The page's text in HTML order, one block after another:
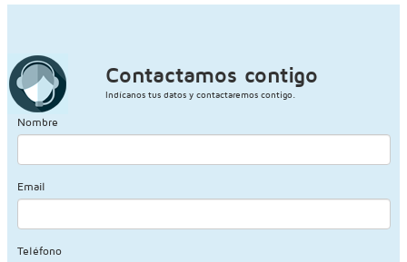
Contactamos contigo
Indícanos tus datos y contactaremos contigo.
Nombre
Email
Teléfono